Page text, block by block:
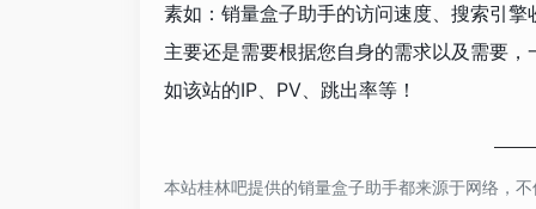
素如：销量盒子助手的访问速度、搜索引
主要还是需要根据您自身的需求以及需要，
如该站的IP、PV、跳出率等！
本站桂林吧提供的销量盒子助手都来源于网络，